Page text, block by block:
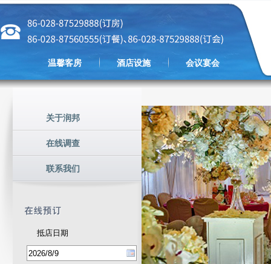
温馨客房 酒店设施 会议宴会
关于润邦
在线调查
联系我们
抵店日期